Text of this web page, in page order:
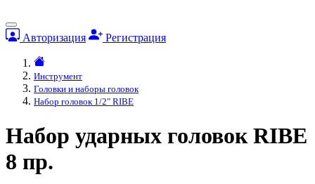
Авторизация Регистрация
Инструмент
Головки и наборы головок
Набор головок 1/2" RIBE
Набор ударных головок RIBE
8 пр.